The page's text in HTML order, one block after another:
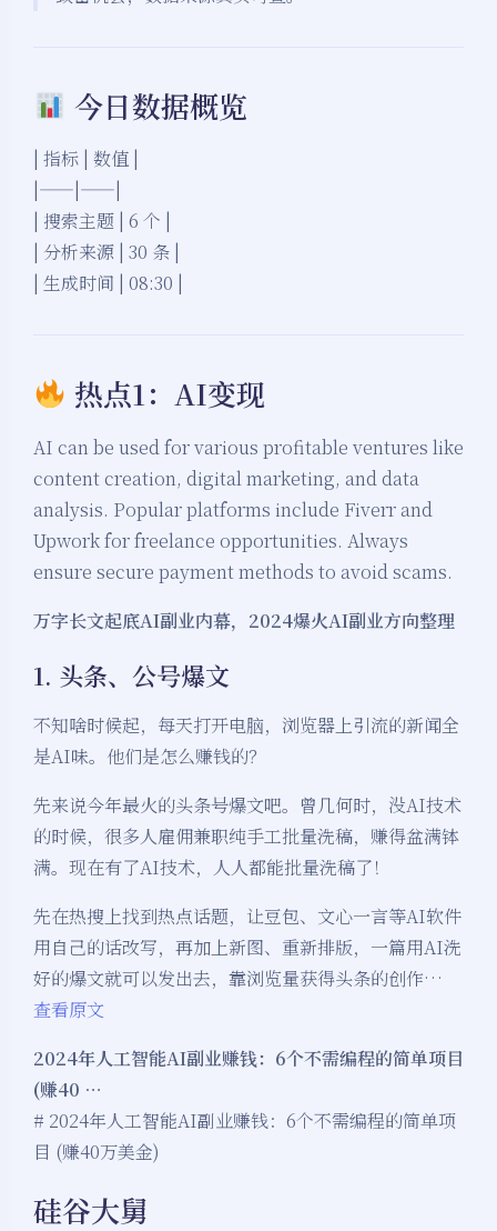
今日数据概览
| 指标 | 数值 |
|——|——|
| 搜索主题 | 6 个 |
| 分析来源 | 30 条 |
| 生成时间 | 08:30 |
热点1：AI变现
AI can be used for various profitable ventures like
content creation, digital marketing, and data
analysis. Popular platforms include Fiverr and
Upwork for freelance opportunities. Always
ensure secure payment methods to avoid scams.
万字长文起底AI副业内幕，2024爆火AI副业方向整理
1. 头条、公号爆文
不知啥时候起，每天打开电脑，浏览器上引流的新闻全
是AI味。他们是怎么赚钱的？
先来说今年最火的头条号爆文吧。曾几何时，没AI技术
的时候，很多人雇佣兼职纯手工批量洗稿，赚得盆满钵
满。现在有了AI技术，人人都能批量洗稿了！
先在热搜上找到热点话题，让豆包、文心一言等AI软件
用自己的话改写，再加上新图、重新排版，一篇用AI洗
好的爆文就可以发出去，靠浏览量获得头条的创作…
查看原文
2024年人工智能AI副业赚钱：6个不需编程的简单项目
(赚40 …
# 2024年人工智能AI副业赚钱：6个不需编程的简单项
目 (赚40万美金)
硅谷大舅